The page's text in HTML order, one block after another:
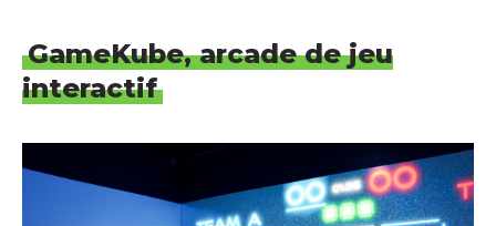
GameKube, arcade de jeu
interactif